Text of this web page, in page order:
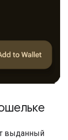
выданный